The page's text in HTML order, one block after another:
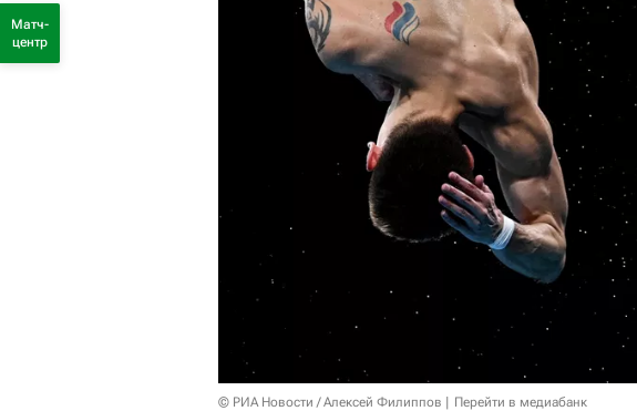
© РИА Новости / Алексей Филиппов Перейти в медиабанк
Матч-
центр